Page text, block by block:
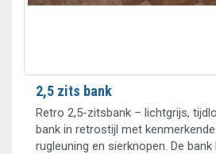
2,5 zits bank
Retro 2,5-zitsbank – lichtgrijs,
bank in retrostijl met
rugleuning en sierknopen. De